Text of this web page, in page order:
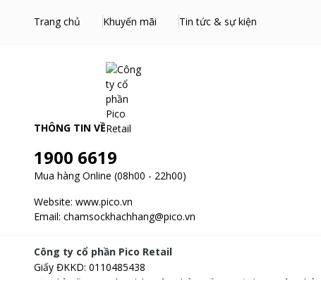
Trang chủ Khuyến mãi Tin tức & sự kiện
THÔNG TIN VỀ
1900 6619
Mua hàng Online (08h00 - 22h00)
Website: www.pico.vn
Email: chamsockhachhang@pico.vn
Công ty cổ phần Pico Retail
Giấy ĐKKD: 0110485438